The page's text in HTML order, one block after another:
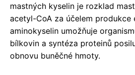
mastných kyselin je rozklad
acetyl-CoA za účelem produkce
aminokyselin umožňuje
bílkovin a syntéza proteinů
obnovu buněčné hmoty.